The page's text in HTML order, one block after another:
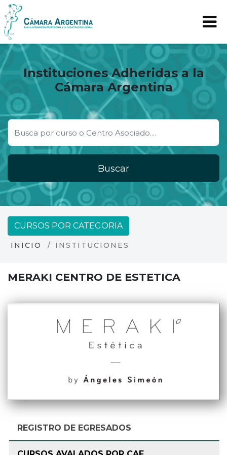
Instituciones Adheridas a la
Cámara Argentina
Buscar
CURSOS POR CATEGORIA
INICIO INSTITUCIONES
MERAKI CENTRO DE ESTETICA
REGISTRO DE EGRESADOS